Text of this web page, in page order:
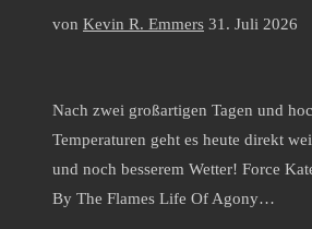
von Kevin R. Emmers 31. Juli 2026
Nach zwei großartigen Tagen und
Temperaturen geht es heute direkt
und noch besserem Wetter! Force
By The Flames Life Of Agony…